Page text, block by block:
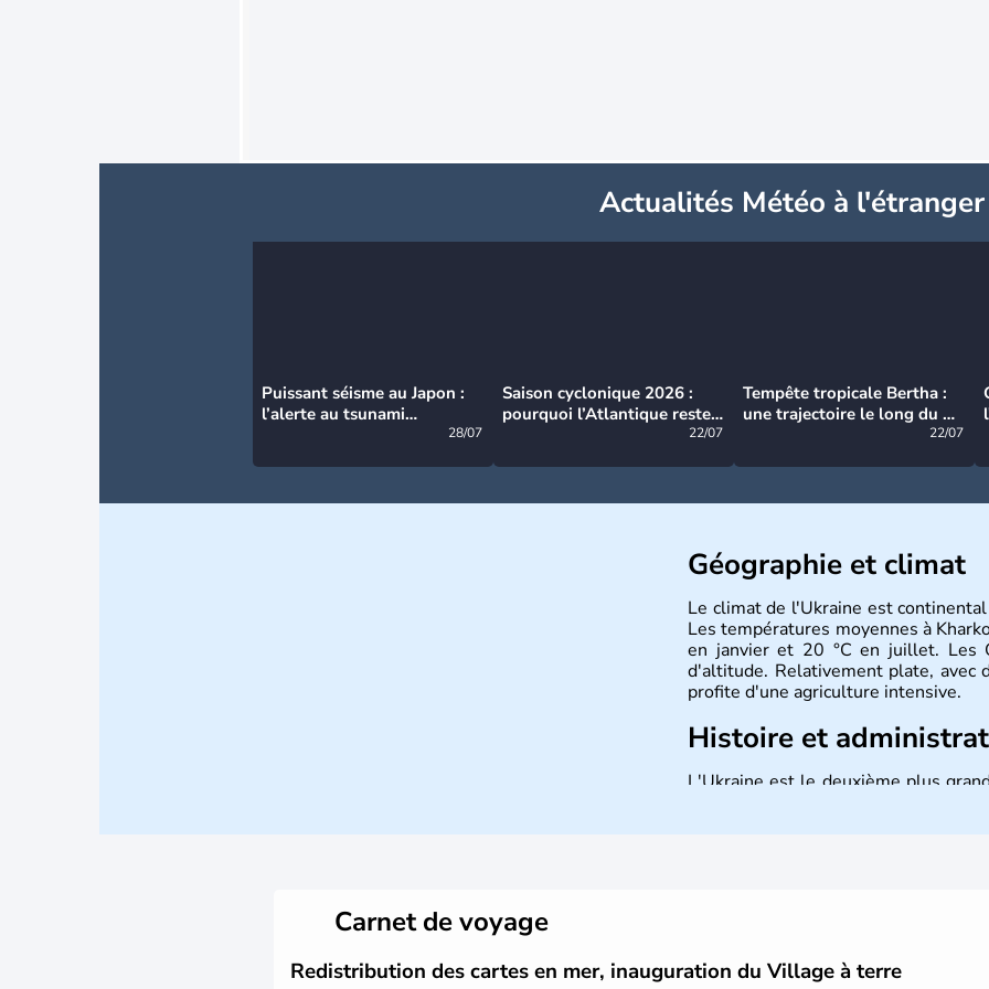
Actualités Météo à l'étranger
Puissant séisme au Japon :
l’alerte au tsunami
28/07
Saison cyclonique 2026 :
pourquoi l’Atlantique reste
22/07
Tempête tropicale Bertha :
une trajectoire le long du du
22/07
Géographie et climat
Le climat de l'Ukraine est
Les températures moyennes à
en janvier et 20 °C en juillet. Les
d'altitude. Relativement plate, avec
profite d'une agriculture intensive.
Histoire et
L'Ukraine est le deuxième plus
Carnet de voyage
Redistribution des cartes en mer, inauguration du Village à terre